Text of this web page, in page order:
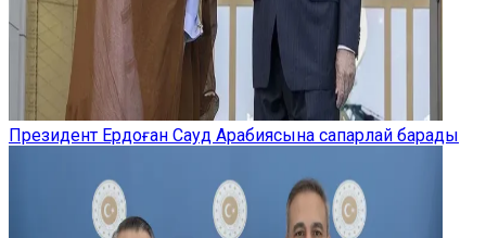
Президент Ердоған Сауд Арабиясына сапарлай барады